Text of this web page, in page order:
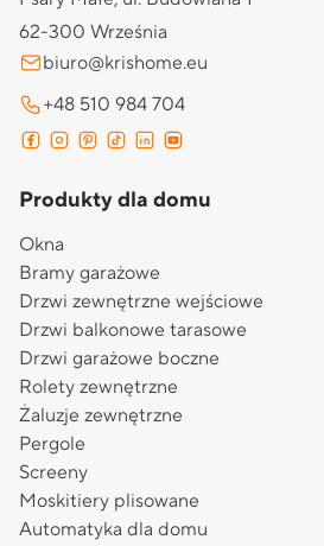
62-300 Września
biuro@krishome.eu
+48 510 984 704
Produkty dla domu
Okna
Bramy garażowe
Drzwi zewnętrzne wejściowe
Drzwi balkonowe tarasowe
Drzwi garażowe boczne
Rolety zewnętrzne
Żaluzje zewnętrzne
Pergole
Screeny
Moskitiery plisowane
Automatyka dla domu